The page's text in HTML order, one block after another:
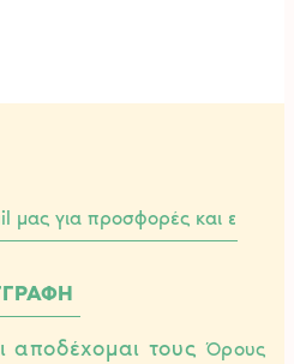
αποδέχομαι τουςΌρους